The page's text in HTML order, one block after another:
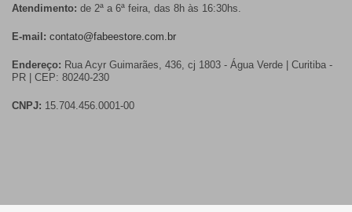
Atendimento: de 2ª a 6ª feira, das 8h às 16:30hs.
E-mail: contato@fabeestore.com.br
Endereço: Rua Acyr Guimarães, 436, cj 1803 - Água Verde | Curitiba -
PR | CEP: 80240-230
CNPJ: 15.704.456.0001-00